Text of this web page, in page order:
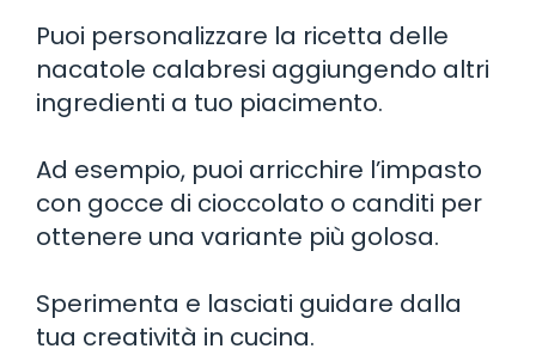
Puoi personalizzare la ricetta delle
nacatole calabresi aggiungendo altri
ingredienti a tuo piacimento.
Ad esempio, puoi arricchire l’impasto
con gocce di cioccolato o canditi per
ottenere una variante più golosa.
Sperimenta e lasciati guidare dalla
tua creatività in cucina.